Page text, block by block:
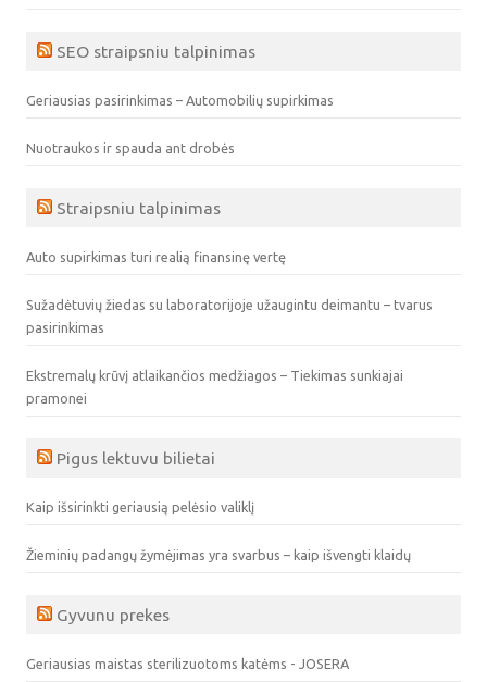
SEO straipsniu talpinimas
Geriausias pasirinkimas – Automobilių supirkimas
Nuotraukos ir spauda ant drobės
Straipsniu talpinimas
Auto supirkimas turi realią finansinę vertę
Sužadėtuvių žiedas su laboratorijoje užaugintu deimantu – tvarus
pasirinkimas
Ekstremalų krūvį atlaikančios medžiagos – Tiekimas sunkiajai
pramonei
Pigus lektuvu bilietai
Kaip išsirinkti geriausią pelėsio valiklį
Žieminių padangų žymėjimas yra svarbus – kaip išvengti klaidų
Gyvunu prekes
Geriausias maistas sterilizuotoms katėms - JOSERA